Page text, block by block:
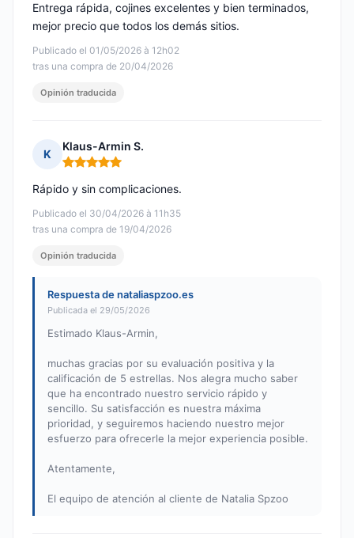
Publicado el 01/05/2026 à 12h02
tras una compra de 20/04/2026
Entrega rápida, cojines excelentes y bien terminados,
mejor precio que todos los demás sitios.
Opinión traducida
K
Klaus-Armin S.
Nota: 5 de 5
Publicado el 30/04/2026 à 11h35
tras una compra de 19/04/2026
Rápido y sin complicaciones.
Opinión traducida
Respuesta de nataliaspzoo.es
Publicada el 29/05/2026
Estimado Klaus-Armin,
muchas gracias por su evaluación positiva y la
calificación de 5 estrellas. Nos alegra mucho saber
que ha encontrado nuestro servicio rápido y
sencillo. Su satisfacción es nuestra máxima
prioridad, y seguiremos haciendo nuestro mejor
esfuerzo para ofrecerle la mejor experiencia posible.
Atentamente,
El equipo de atención al cliente de Natalia Spzoo